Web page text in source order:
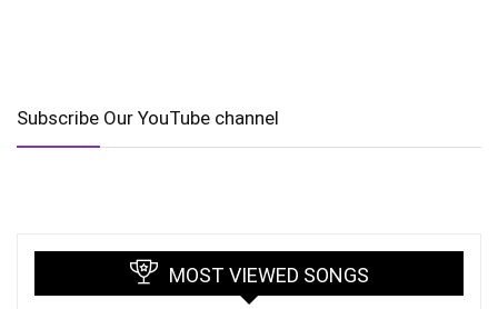
Subscribe Our YouTube channel
MOST VIEWED SONGS